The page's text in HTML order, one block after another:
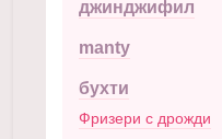
джинджифил
manty
бухти
Фризери с дрожди